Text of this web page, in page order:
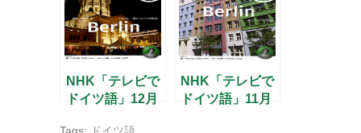
NHK「テレビで
ドイツ語」12月
NHK「テレビで
ドイツ語」11月